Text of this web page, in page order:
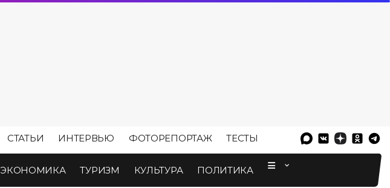
СТАТЬИ ИНТЕРВЬЮ ФОТОРЕПОРТАЖ ТЕСТЫ
ЭКОНОМИКА ТУРИЗМ КУЛЬТУРА ПОЛИТИКА